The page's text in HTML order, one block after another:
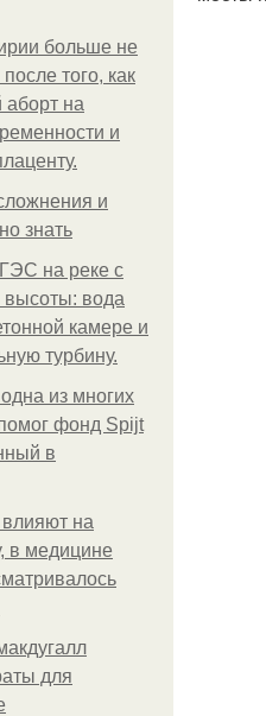
больше не
того, как
аборт на
и
и
знать
на реке с
вода
камере и
турбину.
из многих
фонд Spijt
в
влияют на
в медицине
для